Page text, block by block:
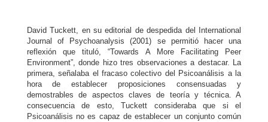
David Tuckett, en su editorial de despedida del International
Journal of Psychoanalysis (2001) se permitió hacer una
reflexión que tituló, “Towards A More Facilitating Peer
Environment”, donde hizo tres observaciones a destacar. La
primera, señalaba el fracaso colectivo del Psicoanálisis a la
hora de establecer proposiciones consensuadas y
demostrables de aspectos claves de teoría y técnica. A
consecuencia de esto,Tuckett consideraba que si el
Psicoanálisis no es capaz de establecer un conjunto común